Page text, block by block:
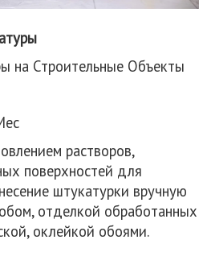
на Строительные Объекты
растворов,
поверхностей для
штукатурки вручную
отделкой обработанных
оклейкой обоями.